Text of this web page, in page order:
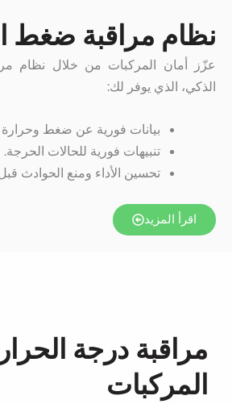
نظام مراقبة ضغط
عزّز أمان المركبات من خلال نظام
الذكي، الذي يوفر لك:
بيانات فورية عن ضغط وحرارة
تنبيهات فورية للحالات الحرجة.
تحسين الأداء ومنع الحوادث
اقرأ المزيد
مراقبة درجة
المركبات